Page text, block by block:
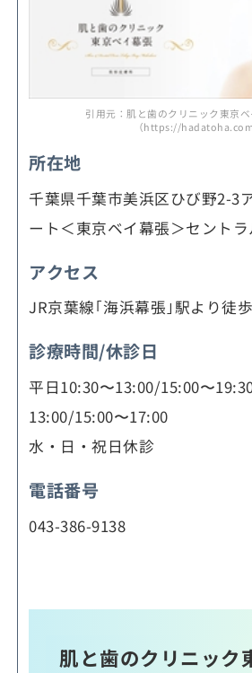
引用元：肌と歯のクリニック東京
（https://
所在地
千葉県千葉市美浜区ひび野2-3
ート＜東京ベイ幕張＞セント
アクセス
JR京葉線｢海浜幕張｣駅より徒
診療時間/休診日
平日10:30〜13:00/15:00〜
13:00/15:00〜17:00
水・日・祝日休診
電話番号
043-386-9138
肌と歯のクリニック